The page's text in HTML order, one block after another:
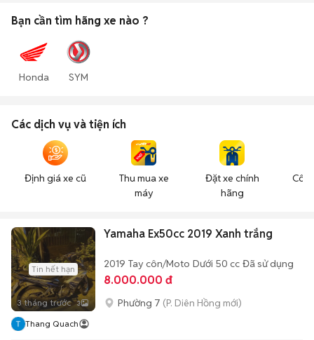
Bạn cần tìm hãng xe nào ?
Honda SYM
Các dịch vụ và tiện ích
Định giá xe cũ
Thu mua xe
máy
Đặt xe chính
hãng
Tin hết hạn
3 tháng trước 3
Yamaha Ex50cc 2019 Xanh trắng
2019 Tay côn/Moto Dưới 50 cc Đã sử dụng
8.000.000 đ
Phường 7 (P. Diên Hồng mới)
Thang Quach